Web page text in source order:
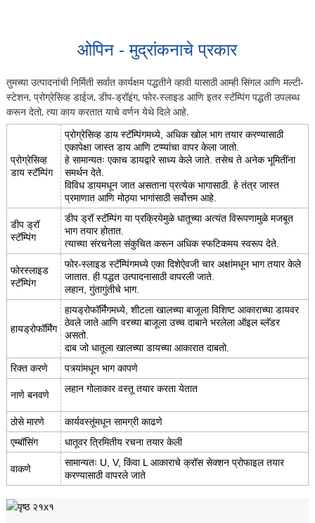
ओपिन - मुद्रांकनाचे प्रकार
तुमच्या उत्पादनांची निर्मिती सर्वात कार्यक्षम पद्धतीने व्हावी यासाठी आम्ही सिंगल आणि मल्टी-
स्टेशन, प्रोग्रेसिव्ह डाईज, डीप-ड्रॉइंग, फोर-स्लाइड आणि इतर स्टॅम्पिंग पद्धती उपलब्ध
करून देतो, त्या काय करतात याचे वर्णन येथे दिले आहे.
प्रोग्रेसिव्ह
डाय स्टॅम्पिंग
प्रोग्रेसिव्ह डाय स्टॅम्पिंगमध्ये, अधिक खोल भाग तयार करण्यासाठी
एकापेक्षा जास्त डाय आणि टप्प्यांचा वापर केला जातो.
हे सामान्यतः एकाच डायद्वारे साध्य केले जाते. तसेच ते अनेक भूमितींना
समर्थन देते.
विविध डायमधून जात असताना प्रत्येक भागासाठी. हे तंत्र जास्त
प्रमाणात आणि मोठ्या भागांसाठी सर्वोत्तम आहे.
डीप ड्रॉ
स्टॅम्पिंग
डीप ड्रॉ स्टॅम्पिंग या प्रक्रियेमुळे धातूच्या अत्यंत विरूपणामुळे मजबूत
भाग तयार होतात.
त्याच्या संरचनेला संकुचित करून अधिक स्फटिकमय स्वरूप देते.
फोरस्लाइड
स्टॅम्पिंग
फोर-स्लाइड स्टॅम्पिंगमध्ये एका दिशेऐवजी चार अक्षांमधून भाग तयार केले
जातात. ही पद्धत उत्पादनासाठी वापरली जाते.
लहान, गुंतागुंतीचे भाग.
हायड्रोफॉर्मिंग
हायड्रोफॉर्मिंगमध्ये, शीटला खालच्या बाजूला विशिष्ट आकाराच्या डायवर
ठेवले जाते आणि वरच्या बाजूला उच्च दाबाने भरलेला ऑइल ब्लॅडर
असतो.
दाब जो धातूला खालच्या डायच्या आकारात दाबतो.
रिक्त करणे
पत्र्यांमधून भाग कापणे
नाणे बनवणे
लहान गोलाकार वस्तू तयार करता येतात
ठोसे मारणे
कार्यवस्तूंमधून सामग्री काढणे
एम्बॉसिंग
धातूवर त्रिमितीय रचना तयार केली
वाकणे
सामान्यतः U, V, किंवा L आकाराचे क्रॉस सेक्शन प्रोफाइल तयार
करण्यासाठी वापरले जाते